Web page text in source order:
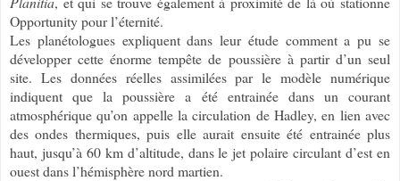
Opportunity pour l’éternité.
Les planétologues expliquent dans leur étude comment a pu se
développer cette énorme tempête de poussière à partir d’un seul
site. Les données réelles assimilées par le modèle numérique
indiquent que la poussière a été entrainée dans un courant
atmosphérique qu’on appelle la circulation de Hadley, en lien avec
des ondes thermiques, puis elle aurait ensuite été entrainée plus
haut, jusqu’à 60 km d’altitude, dans le jet polaire circulant d’est en
ouest dans l’hémisphère nord martien.